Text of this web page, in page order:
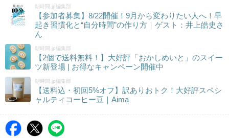
朝時間.jp編集部
【参加者募集】8/22開催！9月から変わりたい人へ！早
起き習慣化と“自分時間”の作り方｜ゲスト：井上皓史さ
ん
朝時間.jp編集部
【2個で送料無料！】大好評「おかしめいと」のスイー
ツ新登場 | お得なキャンペーン開催中
朝時間.jp編集部
【送料込・初回5%オフ】訳ありおトク！大好評スペシ
ャルティコーヒー豆｜Aima